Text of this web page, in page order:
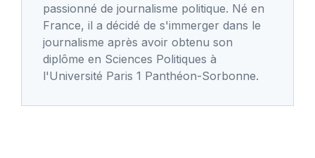
passionné de journalisme politique. Né en
France, il a décidé de s'immerger dans le
journalisme après avoir obtenu son
diplôme en Sciences Politiques à
l'Université Paris 1 Panthéon-Sorbonne.